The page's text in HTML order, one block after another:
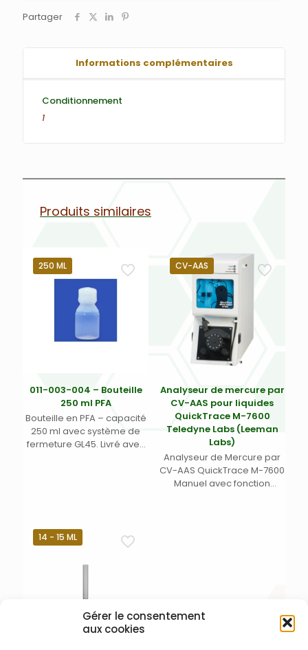
Gérer le consentement
aux cookies
Partager
Informations complémentaires
Conditionnement
1
Produits similaires
250 ML
011-003-004 – Bouteille
250 ml PFA
Bouteille en PFA – capacité
250 ml avec système de
fermeture GL45. Livré avec
CV-AAS
Analyseur de mercure par
CV-AAS pour liquides
QuickTrace M-7600
Teledyne Labs (Leeman
Labs)
Analyseur de Mercure par
CV-AAS QuickTrace M-7600
Manuel avec fonction
PC compatible Windows
14 - 15 ML